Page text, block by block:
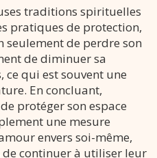
traditions spirituelles
pratiques de protection,
de perdre son
de diminuer sa
ce qui est souvent une
En concluant,
protéger son espace
une mesure
envers soi-même,
continuer à utiliser leur